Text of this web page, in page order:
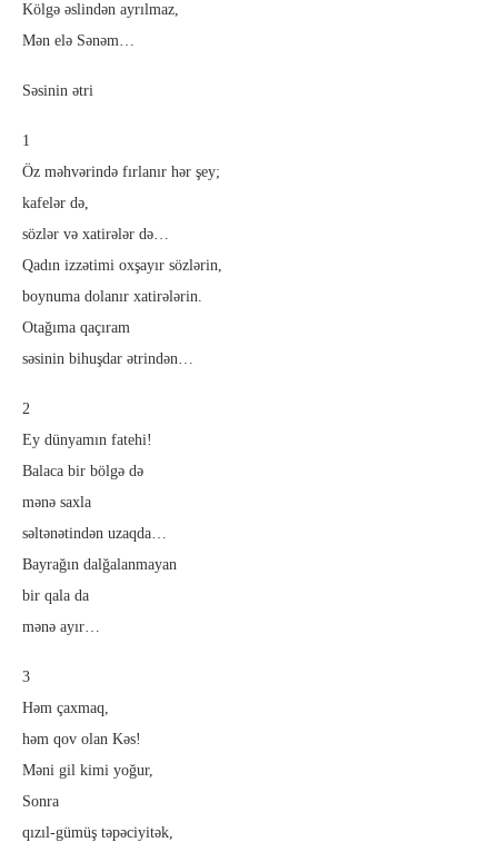
Kölgə əslindən ayrılmaz,
Mən elə Sənəm…
Səsinin ətri
1
Öz məhvərində fırlanır hər şey;
kafelər də,
sözlər və xatirələr də…
Qadın izzətimi oxşayır sözlərin,
boynuma dolanır xatirələrin.
Otağıma qaçıram
səsinin bihuşdar ətrindən…
2
Ey dünyamın fatehi!
Balaca bir bölgə də
mənə saxla
səltənətindən uzaqda…
Bayrağın dalğalanmayan
bir qala da
mənə ayır…
3
Həm çaxmaq,
həm qov olan Kəs!
Məni gil kimi yoğur,
Sonra
qızıl-gümüş təpəciyitək,